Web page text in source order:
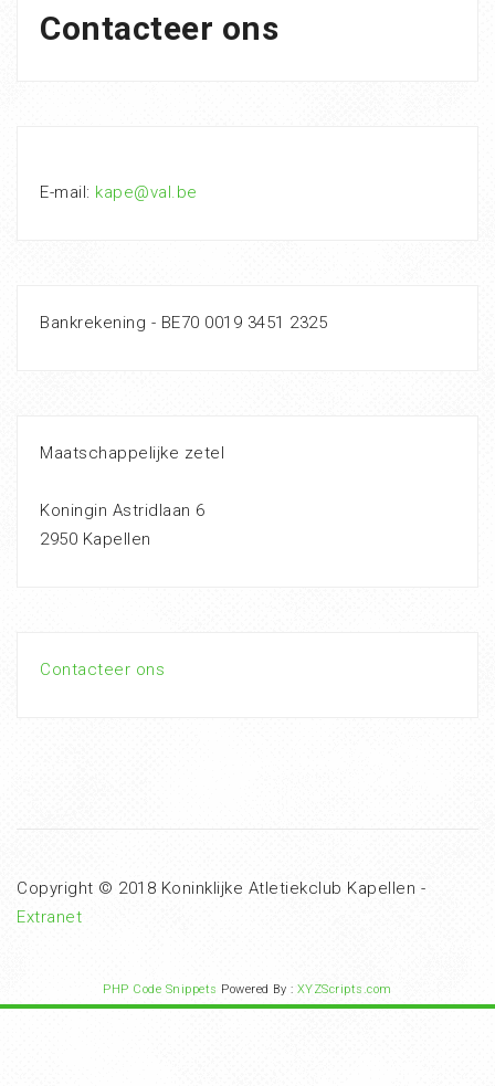
Contacteer ons
E-mail: kape@val.be
Bankrekening - BE70 0019 3451 2325
Maatschappelijke zetel
Koningin Astridlaan 6
2950 Kapellen
Contacteer ons
Copyright © 2018 Koninklijke Atletiekclub Kapellen -
Extranet
PHP Code Snippets Powered By : XYZScripts.com